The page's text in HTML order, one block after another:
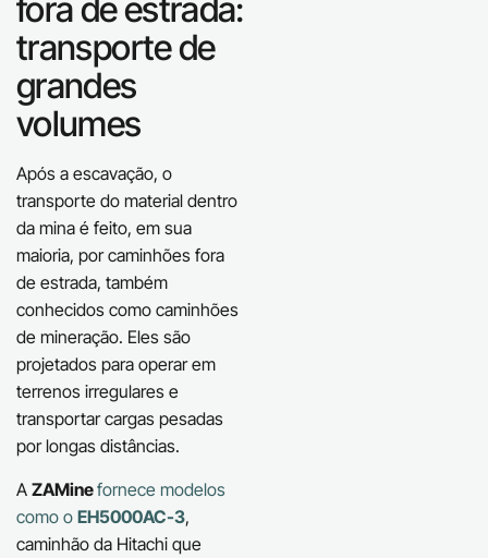
fora de estrada:
transporte de
grandes
volumes
Após a escavação, o
transporte do material dentro
da mina é feito, em sua
maioria, por caminhões fora
de estrada, também
conhecidos como caminhões
de mineração. Eles são
projetados para operar em
terrenos irregulares e
transportar cargas pesadas
por longas distâncias.
A ZAMinefornece modelos
como o EH5000AC-3,
caminhão da Hitachi que